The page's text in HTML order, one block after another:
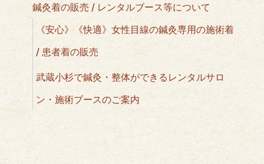
鍼灸着の販売 / レンタルブース等について
《安心》《快適》女性目線の鍼灸専用の施術着
/ 患者着の販売
武蔵小杉で鍼灸・整体ができるレンタルサロ
ン・施術ブースのご案内